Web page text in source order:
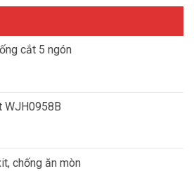
cắt 5 ngón
WJH0958B
chống ăn mòn